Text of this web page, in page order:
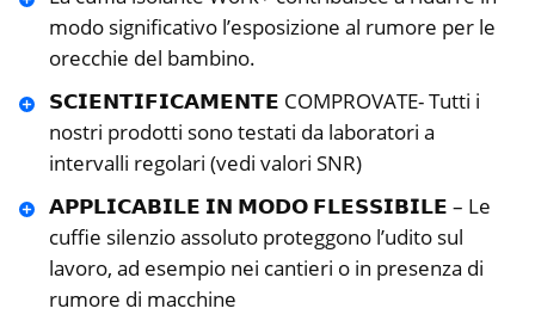
modo significativo l’esposizione al rumore per le
orecchie del bambino.
𝗦𝗖𝗜𝗘𝗡𝗧𝗜𝗙𝗜𝗖𝗔𝗠𝗘𝗡𝗧𝗘 COMPROVATE- Tutti i
nostri prodotti sono testati da laboratori a
intervalli regolari (vedi valori SNR)
𝗔𝗣𝗣𝗟𝗜𝗖𝗔𝗕𝗜𝗟𝗘 𝗜𝗡 𝗠𝗢𝗗𝗢 𝗙𝗟𝗘𝗦𝗦𝗜𝗕𝗜𝗟𝗘 – Le
cuffie silenzio assoluto proteggono l’udito sul
lavoro, ad esempio nei cantieri o in presenza di
rumore di macchine